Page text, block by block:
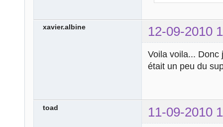
case '502':
break;
echo
'
break;
break;
case '505':
echo 'Version
xavier.albine 12-09-2010
Voila voila... Donc
était un peu du
toad 11-09-2010